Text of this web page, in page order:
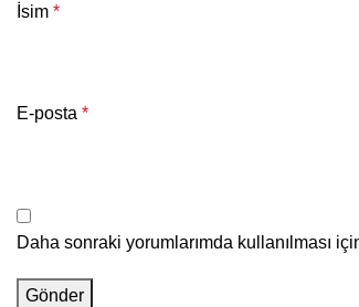
İsim *
E-posta *
Daha sonraki yorumlarımda kullanılması